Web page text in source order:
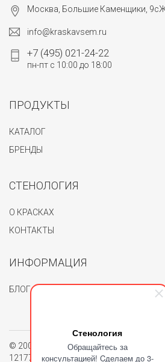
Стенология
Обращайтесь за
консультацией! Cделаем до 3-
Москва, Большие Каменщики,
info@kraskavsem.ru
+7 (495) 021-24-22
пн-пт с 10:00 до 18:00
ПРОДУКТЫ
КАТАЛОГ
БРЕНДЫ
СТЕНОЛОГИЯ
О КРАСКАХ
КОНТАКТЫ
ИНФОРМАЦИЯ
БЛОГ
© 2004 - 2026. Группа компаний
1217700062150.Политика